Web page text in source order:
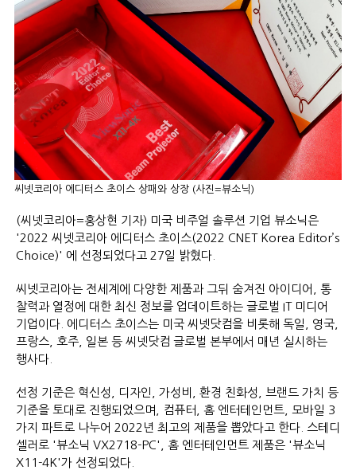
씨넷코리아 에디터스 초이스 상패와 상장 (사진=뷰소닉)
(씨넷코리아=홍상현 기자) 미국 비주얼 솔루션 기업 뷰소닉은
'2022 씨넷코리아 에디터스 초이스(2022 CNET Korea Editor’s
Choice)' 에 선정되었다고 27일 밝혔다.
씨넷코리아는 전세계에 다양한 제품과 그뒤 숨겨진 아이디어, 통
찰력과 열정에 대한 최신 정보를 업데이트하는 글로벌 IT 미디어
기업이다. 에디터스 초이스는 미국 씨넷닷컴을 비롯해 독일, 영국,
프랑스, 호주, 일본 등 씨넷닷컴 글로벌 본부에서 매년 실시하는
행사다.
선정 기준은 혁신성, 디자인, 가성비, 환경 친화성, 브랜드 가치 등
기준을 토대로 진행되었으며, 컴퓨터, 홈 엔터테인먼트, 모바일 3
가지 파트로 나누어 2022년 최고의 제품을 뽑았다고 한다. 스테디
셀러로 '뷰소닉 VX2718-PC', 홈 엔터테인먼트 제품은 '뷰소닉
X11-4K'가 선정되었다.